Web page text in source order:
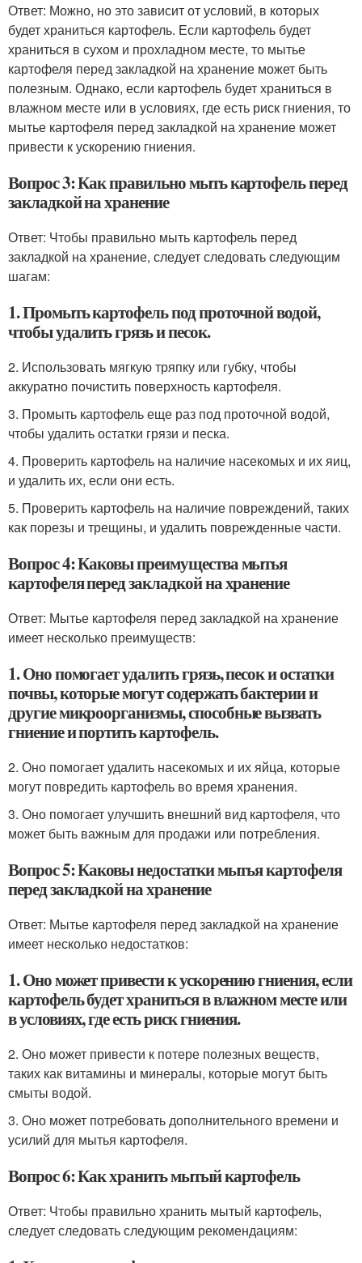
Ответ: Можно, но это зависит от условий, в которых
будет храниться картофель. Если картофель будет
храниться в сухом и прохладном месте, то мытье
картофеля перед закладкой на хранение может быть
полезным. Однако, если картофель будет храниться в
влажном месте или в условиях, где есть риск гниения, то
мытье картофеля перед закладкой на хранение может
привести к ускорению гниения.
Вопрос 3: Как правильно мыть картофель перед
закладкой на хранение
Ответ: Чтобы правильно мыть картофель перед
закладкой на хранение, следует следовать следующим
шагам:
1. Промыть картофель под проточной водой,
чтобы удалить грязь и песок.
2. Использовать мягкую тряпку или губку, чтобы
аккуратно почистить поверхность картофеля.
3. Промыть картофель еще раз под проточной водой,
чтобы удалить остатки грязи и песка.
4. Проверить картофель на наличие насекомых и их яиц,
и удалить их, если они есть.
5. Проверить картофель на наличие повреждений, таких
как порезы и трещины, и удалить поврежденные части.
Вопрос 4: Каковы преимущества мытья
картофеля перед закладкой на хранение
Ответ: Мытье картофеля перед закладкой на хранение
имеет несколько преимуществ:
1. Оно помогает удалить грязь, песок и остатки
почвы, которые могут содержать бактерии и
другие микроорганизмы, способные вызвать
гниение и портить картофель.
2. Оно помогает удалить насекомых и их яйца, которые
могут повредить картофель во время хранения.
3. Оно помогает улучшить внешний вид картофеля, что
может быть важным для продажи или потребления.
Вопрос 5: Каковы недостатки мытья картофеля
перед закладкой на хранение
Ответ: Мытье картофеля перед закладкой на хранение
имеет несколько недостатков:
1. Оно может привести к ускорению гниения, если
картофель будет храниться в влажном месте или
в условиях, где есть риск гниения.
2. Оно может привести к потере полезных веществ,
таких как витамины и минералы, которые могут быть
смыты водой.
3. Оно может потребовать дополнительного времени и
усилий для мытья картофеля.
Вопрос 6: Как хранить мытый картофель
Ответ: Чтобы правильно хранить мытый картофель,
следует следовать следующим рекомендациям: